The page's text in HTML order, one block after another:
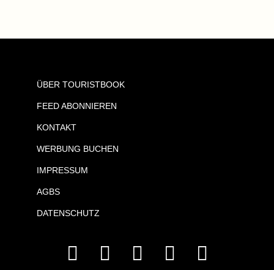
ÜBER TOURISTBOOK
FEED ABONNIEREN
KONTAKT
WERBUNG BUCHEN
IMPRESSUM
AGBS
DATENSCHUTZ